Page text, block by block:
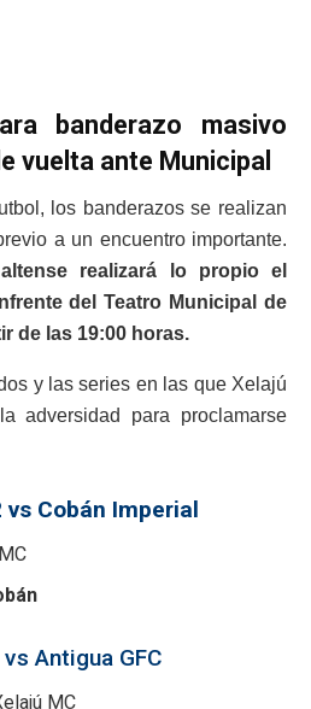
banderazo masivo
vuelta ante Municipal
los banderazos se realizan
a un encuentro importante.
realizará lo propio el
del Teatro Municipal de
de las 19:00 horas.
y las series en las que Xelajú
adversidad para proclamarse
Cobán Imperial
Antigua GFC
MC